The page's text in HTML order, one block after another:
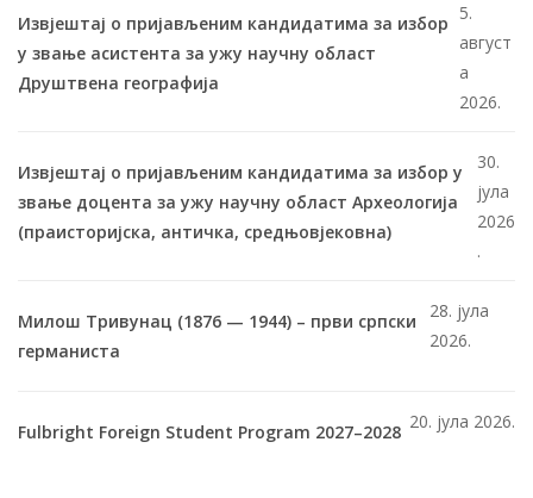
Извјештај о пријављеним кандидатима за избор
у звање асистента за ужу научну област
Друштвена географија
5.
август
а
2026.
Извјештај о пријављеним кандидатима за избор у
звање доцента за ужу научну област Археологија
(праисторијска, античка, средњовјековна)
30.
јула
2026
.
Милош Тривунац (1876 — 1944) – први српски
германиста
28. јула
2026.
Fulbright Foreign Student Program 2027–2028 20. јула 2026.